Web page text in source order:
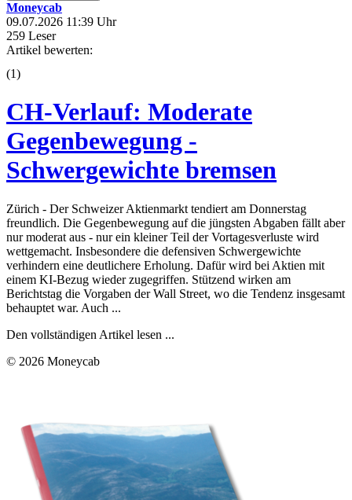
Moneycab
09.07.2026 11:39 Uhr
259 Leser
Artikel bewerten:
(1)
CH-Verlauf: Moderate
Gegenbewegung -
Schwergewichte bremsen
Zürich - Der Schweizer Aktienmarkt tendiert am Donnerstag
freundlich. Die Gegenbewegung auf die jüngsten Abgaben fällt aber
nur moderat aus - nur ein kleiner Teil der Vortagesverluste wird
wettgemacht. Insbesondere die defensiven Schwergewichte
verhindern eine deutlichere Erholung. Dafür wird bei Aktien mit
einem KI-Bezug wieder zugegriffen. Stützend wirken am
Berichtstag die Vorgaben der Wall Street, wo die Tendenz insgesamt
behauptet war. Auch ...
Den vollständigen Artikel lesen ...
© 2026 Moneycab